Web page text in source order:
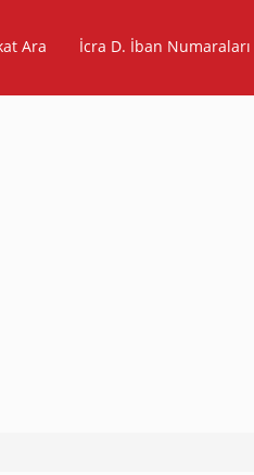
Ara İcra D. İban Numaraları